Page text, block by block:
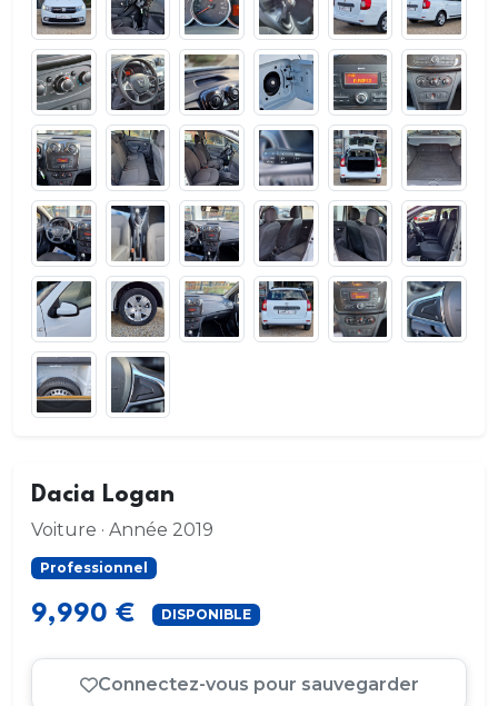
Dacia Logan
Voiture · Année 2019
Professionnel
9,990 € DISPONIBLE
Connectez-vous pour sauvegarder